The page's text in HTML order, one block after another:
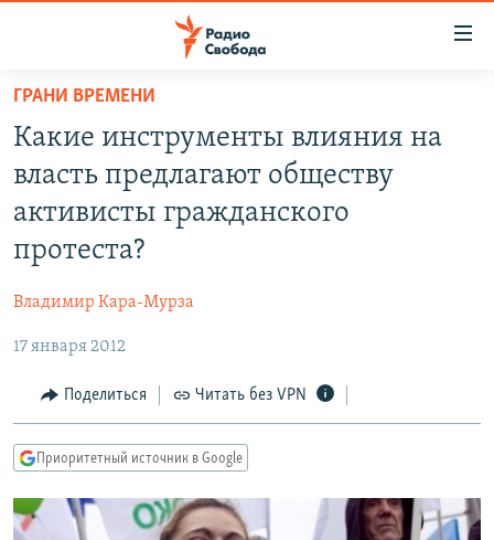
упрощенного
доступа
основному
содержанию
Вернутся
навигации
Вернутся
поиску
АВТОРСКИЕ ПРОЕКТЫ
ЦИТАТЫ СВОБОДЫ
КУЛЬТУРА
IDEL.РЕАЛИИ
КАВКАЗ.РЕАЛИИ
СИБИРЬ.РЕАЛИИ
РАСПИСАНИЕ ВЕЩАНИЯ
ГРАНИ ВРЕМЕНИ
Какие инструменты влияния на
власть предлагают обществу
активисты гражданского
протеста?
Владимир Кара-Мурза
17 января 2012
Поделиться Читать без VPN
Приоритетный источник в Google